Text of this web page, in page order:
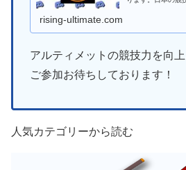
rising-ultimate.com
アルティメットの競技力を向
ご参加お待ちしております！
人気カテゴリーから読む